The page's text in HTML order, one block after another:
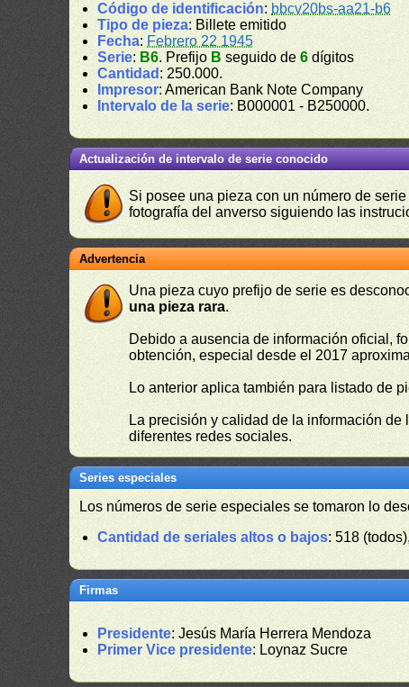
Código de identificación: bbcv20bs-aa21-b6
Tipo de pieza: Billete emitido
Fecha: Febrero 22 1945
Serie: B6. Prefijo B seguido de6 dígitos
Cantidad : 250.000.
Impresor: American Bank Note Company
Intervalo de la serie: B000001 - B250000.
Actualización de intervalo de serie conocido
Si posee una pieza con un número de
fotografía del anverso siguiendo las
Advertencia
Una pieza cuyo prefijo de serie es
una pieza rara.
Debido a ausencia de información oficial,
obtención, especial desde el 2017
Lo anterior aplica también para listado de
La precisión y calidad de la información
diferentes redes sociales.
Series especiales
Los números de serie especiales se tomaron lo
Cantidad de seriales altos o bajos: 518
Firmas
Presidente: Jesús María Herrera Mendoza
Primer Vice presidente: Loynaz Sucre